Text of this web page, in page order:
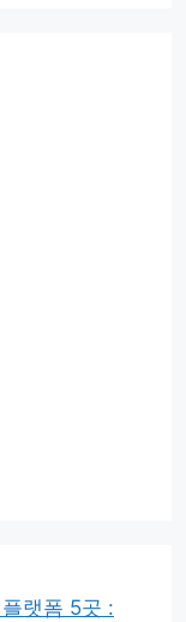
랫폼 5곳 :